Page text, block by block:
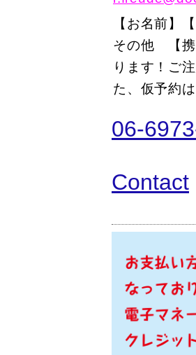
【 お名前】
その他
【
ります！ご
た、仮予約
06-
Contact